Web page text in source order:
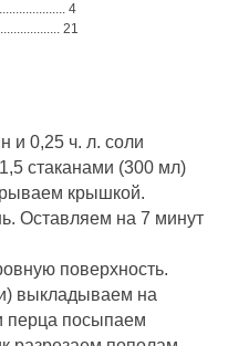
4
21
и 0,25 ч. л. соли
стаканами (300 мл)
крышкой.
Оставляем на 7 минут
поверхность.
выкладываем на
перца посыпаем